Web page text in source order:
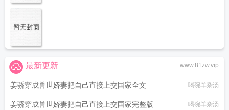
...
www.81zw.vip
最新更新
姜骄穿成兽世娇妻把自己直接上交国家全文 喝碗羊杂汤
姜骄穿成兽世娇妻把自己直接上交国家完整版 喝碗羊杂汤